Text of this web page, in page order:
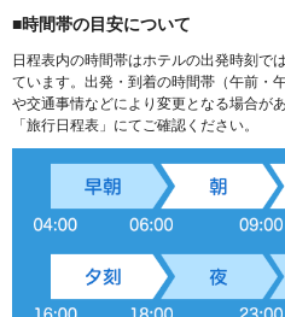
■時間帯の目安について
日程表内の時間帯はホテルの出発時刻で
ています。出発・到着の時間帯（午前・
や交通事情などにより変更となる場合が
「旅行日程表」にてご確認ください。